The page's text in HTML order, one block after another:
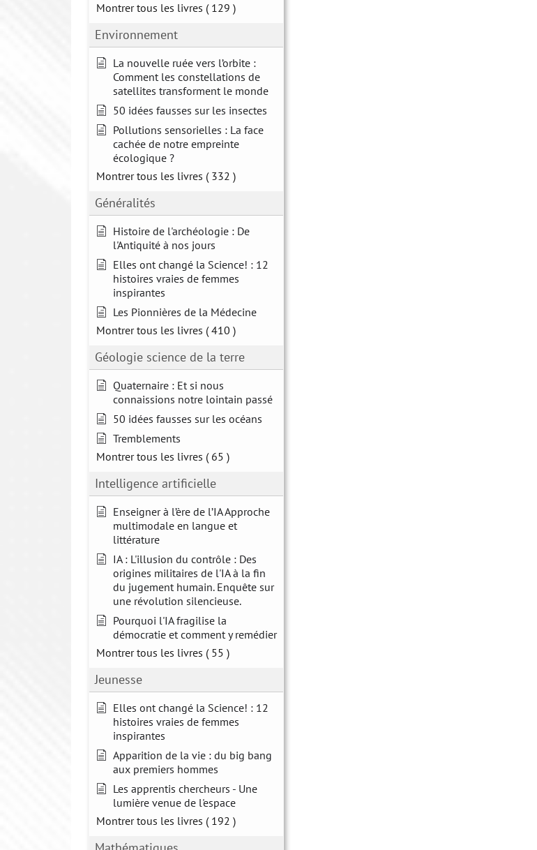
Montrer tous les livres ( 129 )
Environnement
La nouvelle ruée vers l’orbite :
Comment les constellations de
satellites transforment le monde
50 idées fausses sur les insectes
Pollutions sensorielles : La face
cachée de notre empreinte
écologique ?
Montrer tous les livres ( 332 )
Généralités
Histoire de l'archéologie : De
l'Antiquité à nos jours
Elles ont changé la Science! : 12
histoires vraies de femmes
inspirantes
Les Pionnières de la Médecine
Montrer tous les livres ( 410 )
Géologie science de la terre
Quaternaire : Et si nous
connaissions notre lointain passé
50 idées fausses sur les océans
Tremblements
Montrer tous les livres ( 65 )
Intelligence artificielle
Enseigner à l’ère de l’IA Approche
multimodale en langue et
littérature
IA : L'illusion du contrôle : Des
origines militaires de l'IA à la fin
du jugement humain. Enquête sur
une révolution silencieuse.
Pourquoi l'IA fragilise la
démocratie et comment y remédier
Montrer tous les livres ( 55 )
Jeunesse
Elles ont changé la Science! : 12
histoires vraies de femmes
inspirantes
Apparition de la vie : du big bang
aux premiers hommes
Les apprentis chercheurs - Une
lumière venue de l'espace
Montrer tous les livres ( 192 )